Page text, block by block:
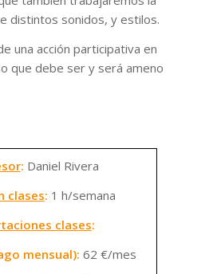
distintos sonidos, y estilos.
una acción participativa en
que debe ser y será ameno
: Daniel Rivera
clases: 1 h/semana
clases:
mensual): 62 €/mes